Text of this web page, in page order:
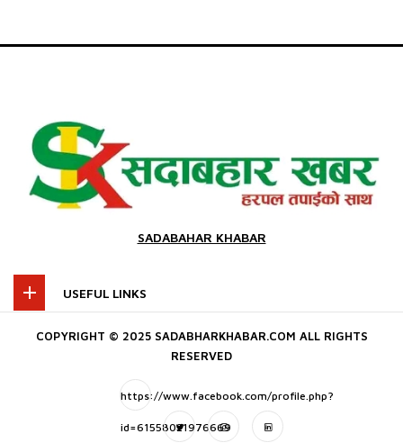
SADABAHAR KHABAR
USEFUL LINKS
COPYRIGHT © 2025 SADABHARKHABAR.COM ALL RIGHTS
RESERVED
https://www.facebook.com/profile.php?
id=61558021976669